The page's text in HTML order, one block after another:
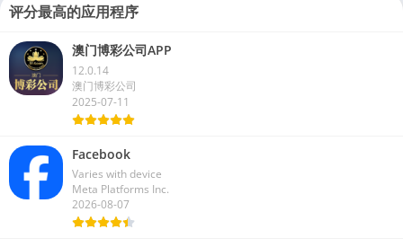
评分最高的应用程序
澳门博彩公司APP
12.0.14
澳门博彩公司
2025-07-11
Facebook
Varies with device
Meta Platforms Inc.
2026-08-07